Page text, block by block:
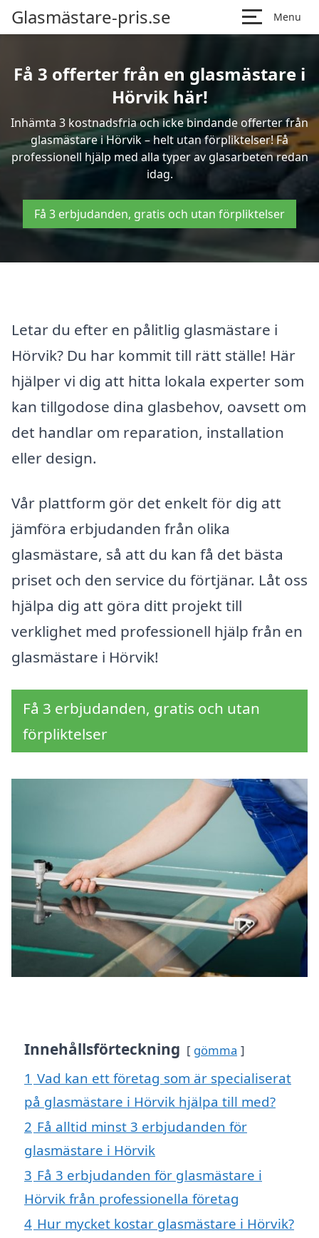
Glasmästare-pris.se Menu
Få 3 offerter från en glasmästare i
Hörvik här!
Inhämta 3 kostnadsfria och icke bindande offerter från
glasmästare i Hörvik – helt utan förpliktelser! Få
professionell hjälp med alla typer av glasarbeten redan
idag.
Få 3 erbjudanden, gratis och utan förpliktelser
Letar du efter en pålitlig glasmästare i
Hörvik? Du har kommit till rätt ställe! Här
hjälper vi dig att hitta lokala experter som
kan tillgodose dina glasbehov, oavsett om
det handlar om reparation, installation
eller design.
Vår plattform gör det enkelt för dig att
jämföra erbjudanden från olika
glasmästare, så att du kan få det bästa
priset och den service du förtjänar. Låt oss
hjälpa dig att göra ditt projekt till
verklighet med professionell hjälp från en
glasmästare i Hörvik!
Få 3 erbjudanden, gratis och utan
förpliktelser
Innehållsförteckning gömma
1 Vad kan ett företag som är specialiserat
på glasmästare i Hörvik hjälpa till med?
2 Få alltid minst 3 erbjudanden för
glasmästare i Hörvik
3 Få 3 erbjudanden för glasmästare i
Hörvik från professionella företag
4 Hur mycket kostar glasmästare i Hörvik?